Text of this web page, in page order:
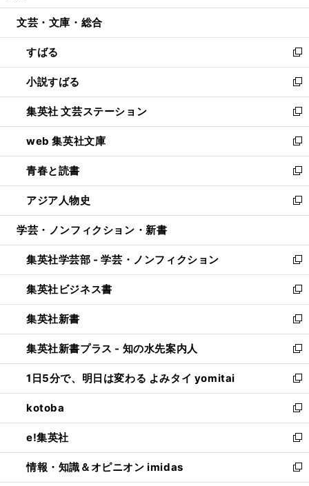
開
ウ
開
く
ン
ウ
で
開
く
ウ
ン
ド
ウ
で
開
く
文芸・文庫・総合
すばる
新
し
い
ウ
ィ
ン
ド
ウ
で
開
く
小説すばる
新
し
い
ウ
ィ
ン
ド
ウ
で
開
集英社 文芸ステーション
新
し
い
ウ
ィ
ン
ド
ウ
開
く
web 集英社文庫
新
し
い
ウ
ィ
ン
ウ
で
開
く
青春と読書
新
し
い
ウ
ン
ド
ウ
で
開
く
アジア人物史
新
し
ウ
ィ
ン
ド
ウ
で
開
く
学芸・ノンフィクション・新書
集英社学芸部 - 学芸・ノンフィクション
新
し
い
ウ
ィ
ン
ド
ウ
で
開
く
集英社ビジネス書
新
し
い
ウ
ィ
ン
ド
ウ
で
開
く
集英社新書
新
し
い
ウ
ィ
ン
ド
ウ
で
開
く
集英社新書プラス - 知の水先案内人
新
し
い
ウ
ィ
ン
ド
ウ
で
開
1日5分で、明日は変わる よみタイ yomitai
新
し
い
ウ
ィ
ン
ド
ウ
kotoba
新
し
い
ウ
ィ
ン
e!集英社
新
し
い
情報・知識＆オピニオン imidas
新